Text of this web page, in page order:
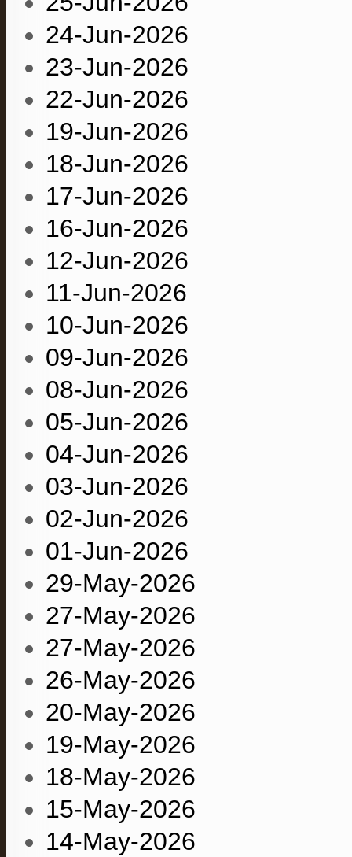
24-Jun-2026
23-Jun-2026
22-Jun-2026
19-Jun-2026
18-Jun-2026
17-Jun-2026
16-Jun-2026
12-Jun-2026
11-Jun-2026
10-Jun-2026
09-Jun-2026
08-Jun-2026
05-Jun-2026
04-Jun-2026
03-Jun-2026
02-Jun-2026
01-Jun-2026
29-May-2026
27-May-2026
27-May-2026
26-May-2026
20-May-2026
19-May-2026
18-May-2026
15-May-2026
14-May-2026